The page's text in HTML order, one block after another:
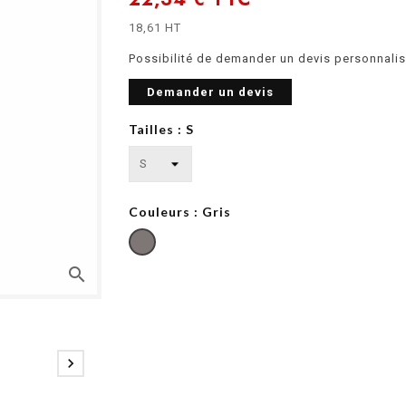
search

18,61 HT
Possibilité de demander un devis
Demander un devis
Tailles : S
Couleurs : Gris